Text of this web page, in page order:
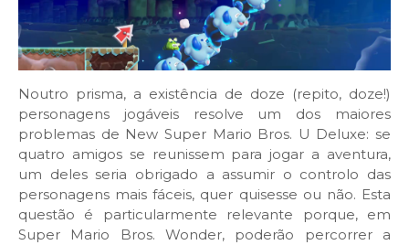
Noutro prisma, a existência de doze (repito, doze!)
personagens jogáveis resolve um dos maiores
problemas de New Super Mario Bros. U Deluxe: se
quatro amigos se reunissem para jogar a aventura,
um deles seria obrigado a assumir o controlo das
personagens mais fáceis, quer quisesse ou não. Esta
questão é particularmente relevante porque, em
Super Mario Bros. Wonder, poderão percorrer a